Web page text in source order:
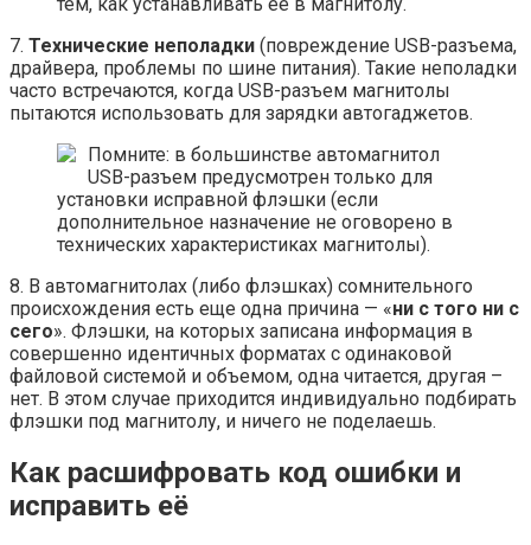
7. Технические неполадки (повреждение USB-разъема,
драйвера, проблемы по шине питания). Такие неполадки
часто встречаются, когда USB-разъем магнитолы
пытаются использовать для зарядки автогаджетов.
Помните: в большинстве автомагнитол
USB-разъем предусмотрен только для
установки исправной флэшки (если
дополнительное назначение не оговорено в
технических характеристиках магнитолы).
8. В автомагнитолах (либо флэшках) сомнительного
происхождения есть еще одна причина — «ни с того ни с
сего». Флэшки, на которых записана информация в
совершенно идентичных форматах с одинаковой
файловой системой и объемом, одна читается, другая –
нет. В этом случае приходится индивидуально подбирать
флэшки под магнитолу, и ничего не поделаешь.
Как расшифровать код ошибки и
исправить её